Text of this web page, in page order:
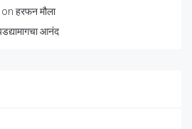
on हरफन मौला
आनंद